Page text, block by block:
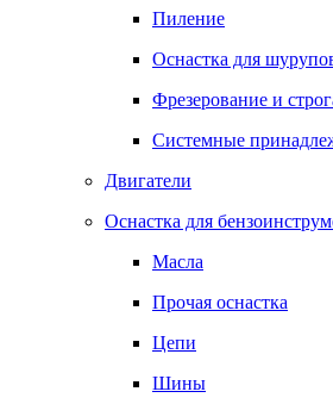
Пиление
Оснастка для
Фрезерование и
Системные
Двигатели
Оснастка для
Масла
Прочая оснастка
Цепи
Шины